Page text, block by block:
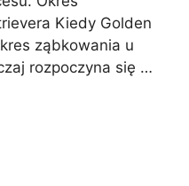
Kiedy Golden
ząbkowania u
rozpoczyna się …